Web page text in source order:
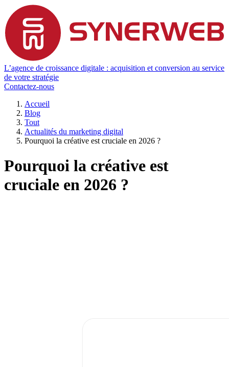
L’agence de croissance digitale : acquisition et conversion au service
de votre stratégie
Contactez-nous
Accueil
Blog
Tout
Actualités du marketing digital
Pourquoi la créative est cruciale en 2026 ?
Pourquoi la créative est
cruciale en 2026 ?